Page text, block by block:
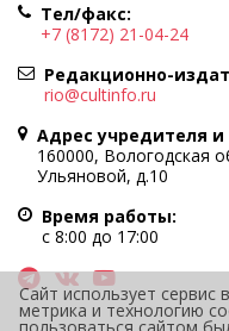
Учредитель КУ ВО
культуры»
Адрес учредителя и
Вологда, ул. Марии
Главный редактор —
Политика в отношении
При полном или
портала гиперссылка на
Редакция не несет
информации,
12+
Тел/факс:
+7 (8172) 21-04-24
Редакционно-
rio@cultinfo.ru
Адрес учредителя
160000, Вологодская
Ульяновой, д.10
Время работы:
с 8:00 до 17:00
Сайт использует сервис
метрика и технологию